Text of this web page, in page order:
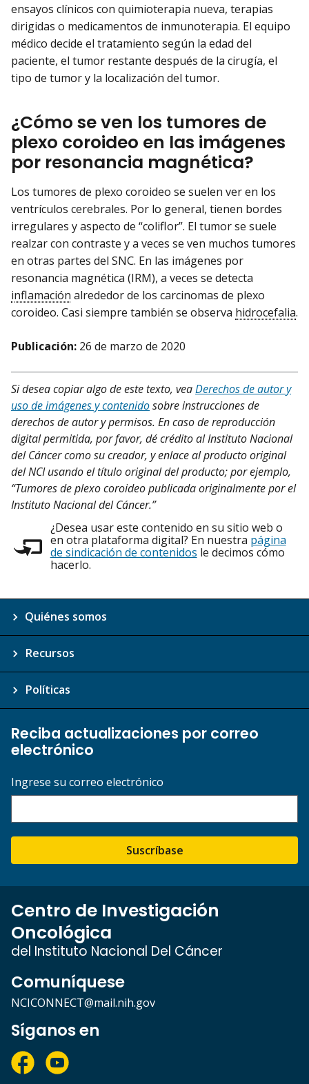
ensayos clínicos con quimioterapia nueva, terapias
dirigidas o medicamentos de inmunoterapia. El equipo
médico decide el tratamiento según la edad del
paciente, el tumor restante después de la cirugía, el
tipo de tumor y la localización del tumor.
¿Cómo se ven los tumores de
plexo coroideo en las imágenes
por resonancia magnética?
Los tumores de plexo coroideo se suelen ver en los
ventrículos cerebrales. Por lo general, tienen bordes
irregulares y aspecto de “coliflor”. El tumor se suele
realzar con contraste y a veces se ven muchos tumores
en otras partes del SNC. En las imágenes por
resonancia magnética (IRM), a veces se detecta
inflamación alrededor de los carcinomas de plexo
coroideo. Casi siempre también se observa hidrocefalia.
Publicación: 26 de marzo de 2020
Si desea copiar algo de este texto, veaDerechos de autor y
uso de imágenes y contenidosobre instrucciones de
derechos de autor y permisos. En caso de reproducción
digital permitida, por favor, dé crédito al Instituto Nacional
del Cáncer como su creador, y enlace al producto original
del NCI usando el título original del producto; por ejemplo,
“Tumores de plexo coroideo publicada originalmente por el
Instituto Nacional del Cáncer.”
¿Desea usar este contenido en su sitio web o
en otra plataforma digital? En nuestra página
de sindicación de contenidos le decimos cómo
hacerlo.
Quiénes somos
Recursos
Políticas
Reciba actualizaciones por correo
electrónico
Ingrese su correo electrónico
Suscríbase
Centro de Investigación
Oncológica
del Instituto Nacional Del Cáncer
Comuníquese
NCICONNECT@mail.nih.gov
Síganos en